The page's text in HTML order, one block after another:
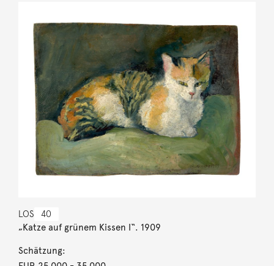
LOS 40
„Katze auf grünem Kissen I“. 1909
Schätzung: